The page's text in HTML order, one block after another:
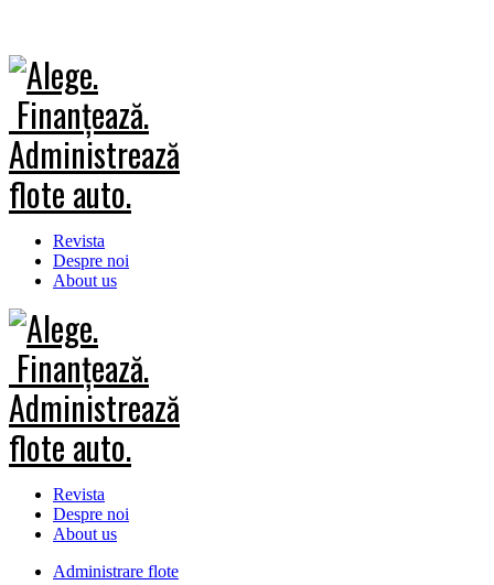
Revista
Despre noi
About us
Revista
Despre noi
About us
Administrare flote